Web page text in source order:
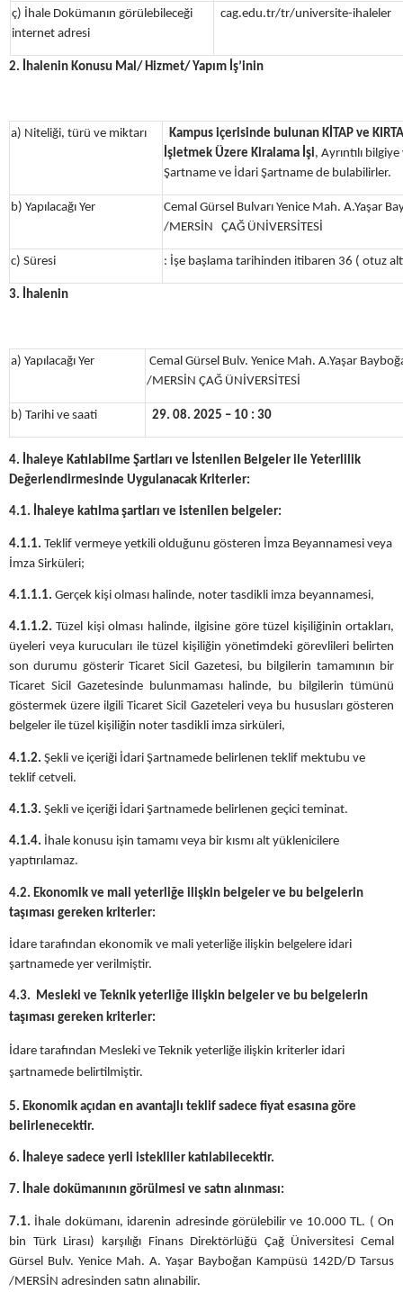
ç) İhale Dokümanın görülebileceği
internet adresi
cag.edu.tr/tr/universite-ihaleler
2. İhalenin Konusu Mal/ Hizmet/ Yapım İş’inin
a) Niteliği, türü ve miktarı Kampus içerisinde bulunan KİTAP ve
İşletmek Üzere Kiralama İşi, Ayrıntılı
Şartname ve İdari Şartname de bulabilirler.
b) Yapılacağı Yer
Cemal Gürsel Bulvarı Yenice Mah. A.Yaşar
/MERSİN ÇAĞ ÜNİVERSİTESİ
c) Süresi : İşe başlama tarihinden itibaren 36 ( otuz
3. İhalenin
a) Yapılacağı Yer
Cemal Gürsel Bulv. Yenice Mah. A.Yaşar
/MERSİN ÇAĞ ÜNİVERSİTESİ
b) Tarihi ve saati 29. 08. 2025 – 10 : 30
4. İhaleye Katılabilme Şartları ve İstenilen Belgeler ile Yeterlilik
Değerlendirmesinde Uygulanacak Kriterler:
4.1. İhaleye katılma şartları ve istenilen belgeler:
4.1.1. Teklif vermeye yetkili olduğunu gösteren İmza Beyannamesi veya
İmza Sirküleri;
4.1.1.1. Gerçek kişi olması halinde, noter tasdikli imza beyannamesi,
4.1.1.2. Tüzel kişi olması halinde, ilgisine göre tüzel kişiliğinin ortakları,
üyeleri veya kurucuları ile tüzel kişiliğin yönetimdeki görevlileri belirten
son durumu gösterir Ticaret Sicil Gazetesi, bu bilgilerin tamamının bir
Ticaret Sicil Gazetesinde bulunmaması halinde, bu bilgilerin tümünü
göstermek üzere ilgili Ticaret Sicil Gazeteleri veya bu hususları gösteren
belgeler ile tüzel kişiliğin noter tasdikli imza sirküleri,
4.1.2. Şekli ve içeriği İdari Şartnamede belirlenen teklif mektubu ve
teklif cetveli.
4.1.3. Şekli ve içeriği İdari Şartnamede belirlenen geçici teminat.
4.1.4. İhale konusu işin tamamı veya bir kısmı alt yüklenicilere
yaptırılamaz.
4.2. Ekonomik ve mali yeterliğe ilişkin belgeler ve bu belgelerin
taşıması gereken kriterler:
İdare tarafından ekonomik ve mali yeterliğe ilişkin belgelere idari
şartnamede yer verilmiştir.
4.3. Mesleki ve Teknik yeterliğe ilişkin belgeler ve bu belgelerin
taşıması gereken kriterler:
İdare tarafından Mesleki ve Teknik yeterliğe ilişkin kriterler idari
şartnamede belirtilmiştir.
5. Ekonomik açıdan en avantajlı teklif sadece fiyat esasına göre
belirlenecektir.
6. İhaleye sadece yerli istekliler katılabilecektir.
7. İhale dokümanının görülmesi ve satın alınması:
7.1. İhale dokümanı, idarenin adresinde görülebilir ve 10.000 TL. ( On
bin Türk Lirası) karşılığı Finans Direktörlüğü Çağ Üniversitesi Cemal
Gürsel Bulv. Yenice Mah. A. Yaşar Bayboğan Kampüsü 142D/D Tarsus
/MERSİN adresinden satın alınabilir.